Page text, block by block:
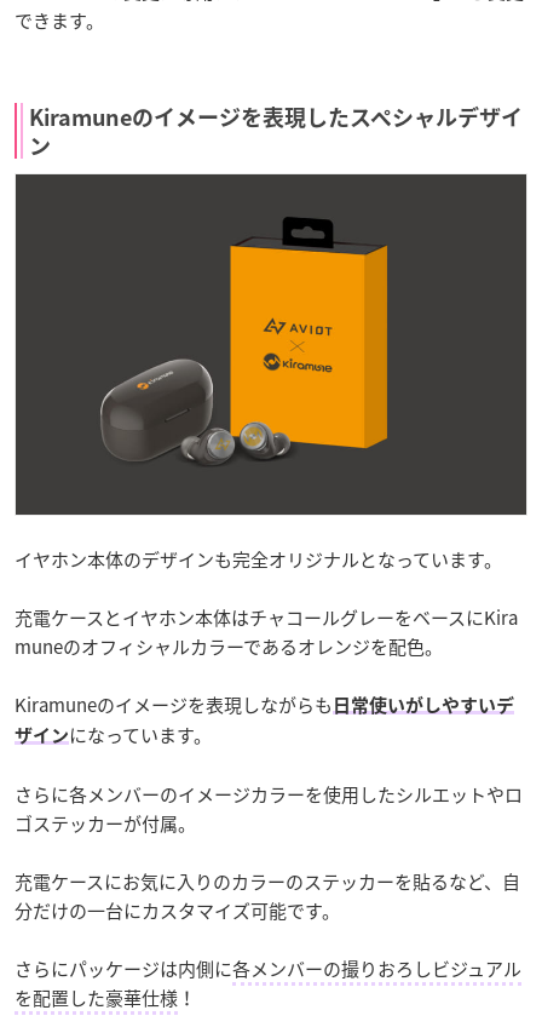
できます。
Kiramuneのイメージを表現したスペシャルデザイ
ン
イヤホン本体のデザインも完全オリジナルとなっています。
充電ケースとイヤホン本体はチャコールグレーをベースにKira
muneのオフィシャルカラーであるオレンジを配色。
Kiramuneのイメージを表現しながらも 日常使いがしやすいデ
ザイン になっています。
さらに各メンバーのイメージカラーを使用したシルエットやロ
ゴステッカーが付属。
充電ケースにお気に入りのカラーのステッカーを貼るなど、自
分だけの一台にカスタマイズ可能です。
さらにパッケージは内側に各メンバーの撮りおろしビジュアル
を配置した豪華仕様 ！